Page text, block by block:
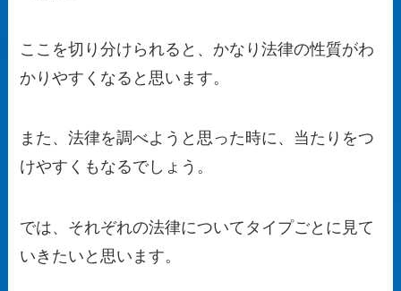
ここを切り分けられると、かなり法律の性質がわ
かりやすくなると思います。
また、法律を調べようと思った時に、当たりをつ
けやすくもなるでしょう。
では、それぞれの法律についてタイプごとに見て
いきたいと思います。